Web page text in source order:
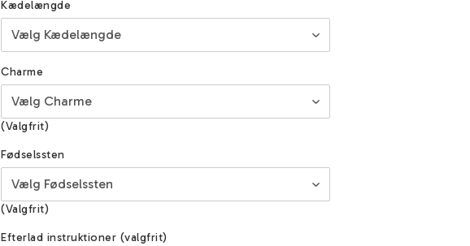
Kædelængde
Charme
(Valgfrit)
Fødselssten
(Valgfrit)
Efterlad instruktioner (valgfrit)